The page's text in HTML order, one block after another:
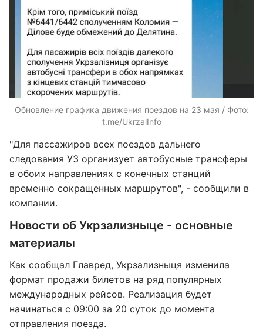
Обновление графика движения поездов на 23 мая / Фото:
t.me/UkrzalInfo
"Для пассажиров всех поездов дальнего
следования УЗ организует автобусные трансферы
в обоих направлениях с конечных станций
временно сокращенных маршрутов", - сообщили в
компании.
Новости об Укрзализныце - основные
материалы
Как сообщал Главред, Укрзализныця изменила
формат продажи билетов на ряд популярных
международных рейсов. Реализация будет
начинаться с 09:00 за 20 суток до момента
отправления поезда.